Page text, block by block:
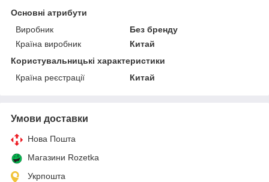
Основні атрибути
Виробник
Без бренду
Країна виробник
Китай
Користувальницькі характеристики
Країна реєстрації
Китай
Умови доставки
Нова Пошта
Магазини Rozetka
Укрпошта